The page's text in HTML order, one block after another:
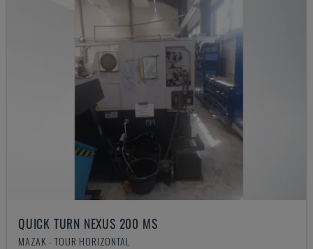
QUICK TURN NEXUS 200 MS
MAZAK - TOUR HORIZONTAL